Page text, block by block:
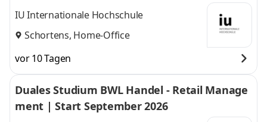
Nordfrost GmbH & Co. KG
IU Internationale Hochschule
Schortens, Home-Office
vor 10 Tagen
Duales Studium BWL Handel - Retail Manage
ment | Start September 2026